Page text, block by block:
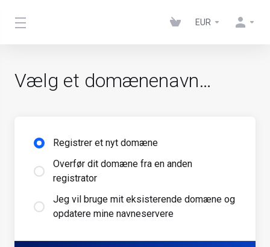
EUR
Vælg et domænenavn…
Registrer et nyt domæne
Overfør dit domæne fra en anden
registrator
Jeg vil bruge mit eksisterende domæne og
opdatere mine navneservere